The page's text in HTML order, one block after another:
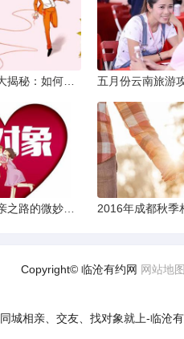
Copyright© 临沧有约网 网站地图
同城相亲、交友、找对象就上-临沧